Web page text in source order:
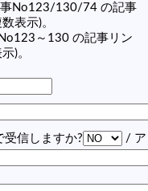
No123/130/74 の記事
表示)。
～130 の記事リン
)。
受信しますか?
/ ア